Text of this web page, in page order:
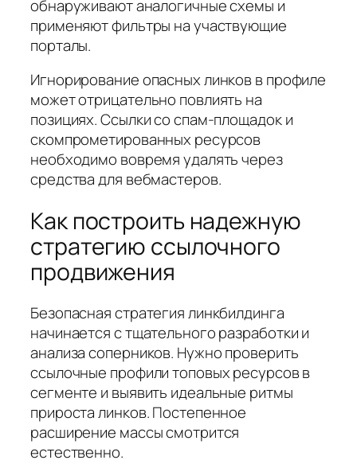
обнаруживают аналогичные схемы и
применяют фильтры на участвующие
порталы.
Игнорирование опасных линков в профиле
может отрицательно повлиять на
позициях. Ссылки со спам-площадок и
скомпрометированных ресурсов
необходимо вовремя удалять через
средства для вебмастеров.
Как построить надежную
стратегию ссылочного
продвижения
Безопасная стратегия линкбилдинга
начинается с тщательного разработки и
анализа соперников. Нужно проверить
ссылочные профили топовых ресурсов в
сегменте и выявить идеальные ритмы
прироста линков. Постепенное
расширение массы смотрится
естественно.